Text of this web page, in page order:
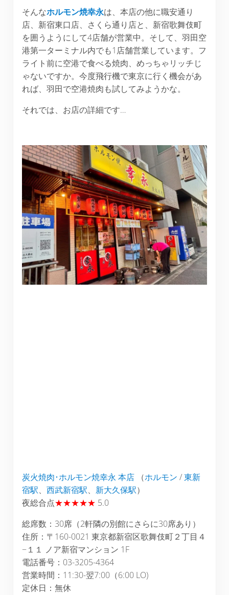
そんなホルモン焼幸永は、本店の他に職安通り
店、新宿東口店、さくら通り店と、新宿歌舞伎町
を囲うようにして4店舗が営業中。そして、羽田空
港第一ターミナル内でも1店舗営業しています。フ
ライト前に空港で食べる焼肉、めっちゃリッチじ
ゃないですか。今度飛行機で東京に行く機会があ
れば、羽田で空港焼肉も試してみようかな。
それでは、お店の詳細です…
炭火焼肉･ホルモン焼幸永 本店（ホルモン /東新
宿駅、 西武新宿駅、 新大久保駅）
夜総合点★★★★★ 5.0
総席数：30席（2軒隣の別館にさらに30席あり）
住所：〒160-0021 東京都新宿区歌舞伎町２丁目４
−１１ ノア新宿マンション 1F
電話番号：03-3205-4364
営業時間：11:30-翌7:00（6:00 LO)
定休日：無休